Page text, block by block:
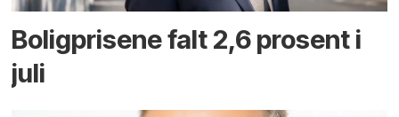
Boligprisene falt 2,6 prosent i
juli